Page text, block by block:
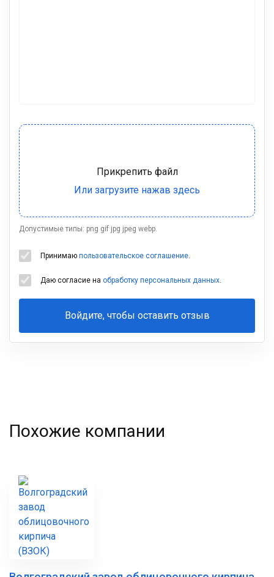
Допустимые типы: png gif jpg jpeg webp.
Принимаю пользовательское соглашение.
Даю согласие на обработку персональных данных.
Войдите, чтобы оставить отзыв
Ваша
Похожие компании